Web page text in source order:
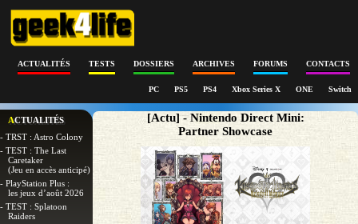
ACTUALITÉS TESTS DOSSIERS ARCHIVES FORUMS CONTACTS
PC PS5 PS4 Xbox Series X ONE Switch
ACTUALITÉS
- TRST : Astro Colony
- TEST : The Last
Caretaker
(Jeu en accès anticipé)
- PlayStation Plus :
les jeux d’août 2026
- TEST : Splatoon
Raiders
[Actu] - Nintendo Direct Mini:
Partner Showcase